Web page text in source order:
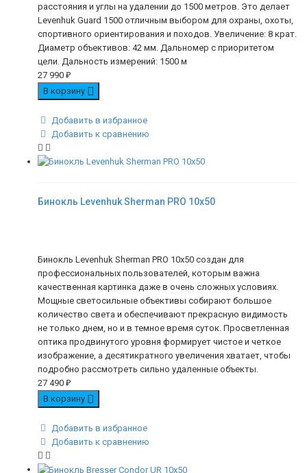
расстояния и углы на удалении до 1500 метров. Это делает
Levenhuk Guard 1500 отличным выбором для охраны, охоты,
спортивного ориентирования и походов. Увеличение: 8 крат.
Диаметр объективов: 42 мм. Дальномер с приоритетом
цели. Дальность измерений: 1500 м
27 990 ₽
В корзину
Добавить в избранное
Добавить к сравнению
Бинокль Levenhuk Sherman PRO 10x50
Бинокль Levenhuk Sherman PRO 10x50 создан для
профессиональных пользователей, которым важна
качественная картинка даже в очень сложных условиях.
Мощные светосильные объективы собирают большое
количество света и обеспечивают прекрасную видимость
не только днем, но и в темное время суток. Просветленная
оптика продвинутого уровня формирует чистое и четкое
изображение, а десятикратного увеличения хватает, чтобы
подробно рассмотреть сильно удаленные объекты.
27 490 ₽
В корзину
Добавить в избранное
Добавить к сравнению